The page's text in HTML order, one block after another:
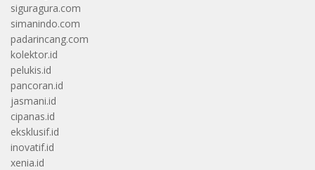
siguragura.com
simanindo.com
padarincang.com
kolektor.id
pelukis.id
pancoran.id
jasmani.id
cipanas.id
eksklusif.id
inovatif.id
xenia.id